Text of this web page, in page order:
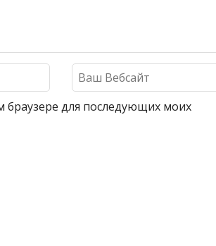
браузере для последующих моих